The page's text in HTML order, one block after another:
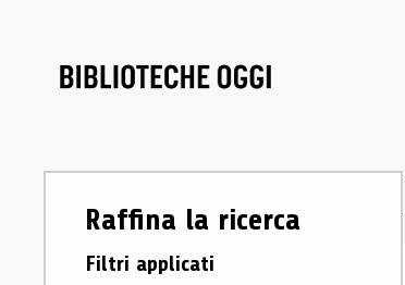
Raffina la ricerca
Filtri applicati